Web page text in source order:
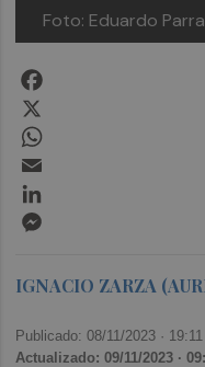
Foto: Eduardo
IGNACIO ZARZA
Publicado: 08/11/2023 · 19:11
Actualizado: 09/11/2023 ·